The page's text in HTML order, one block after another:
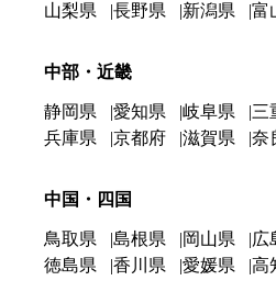
山梨県 長野県 新潟県 富
中部・近畿
静岡県 愛知県 岐阜県 三
兵庫県
京都府 滋賀県 奈
中国・四国
鳥取県 島根県 岡山県 広
徳島県
香川県 愛媛県 高